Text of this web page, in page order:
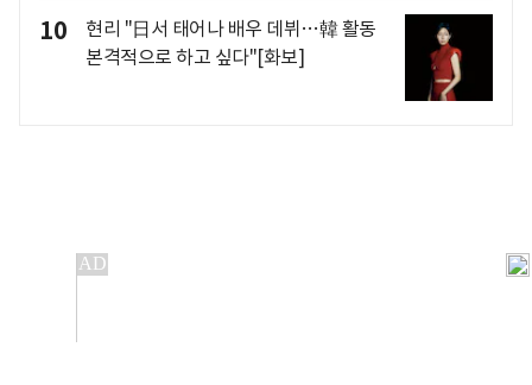
10
현리 "日서 태어나 배우 데뷔…韓 활동
본격적으로 하고 싶다"[화보]